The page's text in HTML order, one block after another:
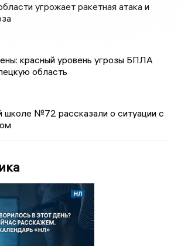
угрожает ракетная атака и
красный уровень угрозы БПЛА
область
школе №72 рассказали о ситуации с